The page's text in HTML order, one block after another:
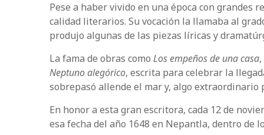
Pese a haber vivido en una época con grandes
calidad literarios. Su vocación la llamaba al
produjo algunas de las piezas líricas y
La fama de obras como Los empeños de una casa,
Neptuno alegórico, escrita para celebrar la
sobrepasó allende el mar y, algo
En honor a esta gran escritora, cada 12 de
esa fecha del año 1648 en Nepantla, dentro de